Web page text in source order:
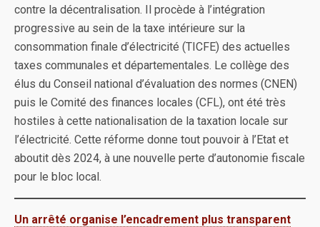
contre la décentralisation. Il procède à l’intégration
progressive au sein de la taxe intérieure sur la
consommation finale d’électricité (TICFE) des actuelles
taxes communales et départementales. Le collège des
élus du Conseil national d’évaluation des normes (CNEN)
puis le Comité des finances locales (CFL), ont été très
hostiles à cette nationalisation de la taxation locale sur
l’électricité. Cette réforme donne tout pouvoir à l’Etat et
aboutit dès 2024, à une nouvelle perte d’autonomie fiscale
pour le bloc local.
Un arrêté organise l’encadrement plus transparent